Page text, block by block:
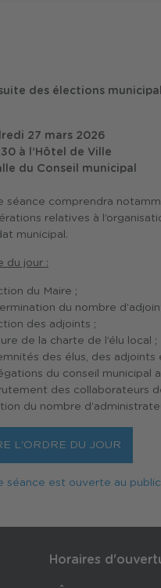
des élections
27 mars 2026
à l’Hôtel de Ville
du Conseil municipal
séance comprendra
relatives à
municipal.
du jour :
du Maire ;
du nombre
des adjoints ;
de la charte de l’élu local ;
des élus, des
du conseil municipal
des collaborateurs
du nombre
L'ORDRE DU JOUR
séance est ouverte au
Horaires